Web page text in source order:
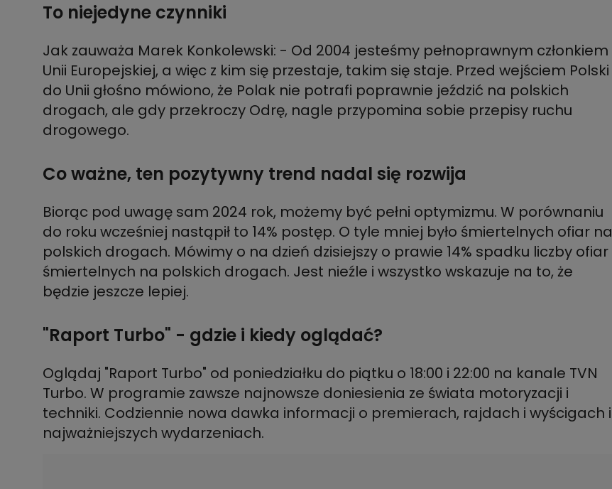
To niejedyne czynniki
Jak zauważa Marek Konkolewski: - Od 2004 jesteśmy pełnoprawnym członkiem
Unii Europejskiej, a więc z kim się przestaje, takim się staje. Przed wejściem Polski
do Unii głośno mówiono, że Polak nie potrafi poprawnie jeździć na polskich
drogach, ale gdy przekroczy Odrę, nagle przypomina sobie przepisy ruchu
drogowego.
Co ważne, ten pozytywny trend nadal się rozwija
Biorąc pod uwagę sam 2024 rok, możemy być pełni optymizmu. W porównaniu
do roku wcześniej nastąpił to 14% postęp. O tyle mniej było śmiertelnych ofiar na
polskich drogach. Mówimy o na dzień dzisiejszy o prawie 14% spadku liczby ofiar
śmiertelnych na polskich drogach. Jest nieźle i wszystko wskazuje na to, że
będzie jeszcze lepiej.
"Raport Turbo" - gdzie i kiedy oglądać?
Oglądaj "Raport Turbo" od poniedziałku do piątku o 18:00 i 22:00 na kanale TVN
Turbo. W programie zawsze najnowsze doniesienia ze świata motoryzacji i
techniki. Codziennie nowa dawka informacji o premierach, rajdach i wyścigach i
najważniejszych wydarzeniach.